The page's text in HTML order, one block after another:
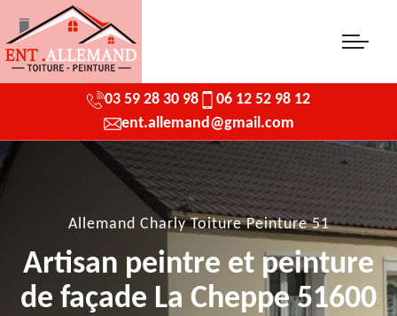
03 59 28 30 98
06 12 52 98 12
ent.allemand@gmail.com
Allemand Charly Toiture Peinture 51
Artisan peintre et peinture
de façade La Cheppe 51600